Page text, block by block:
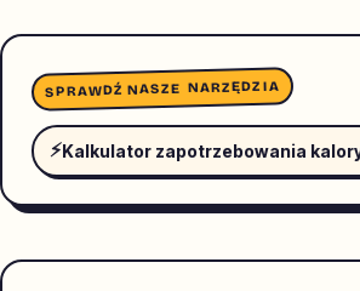
SPRAWDŹ NASZE NARZĘDZIA
⚡Kalkulator zapotrzebowania